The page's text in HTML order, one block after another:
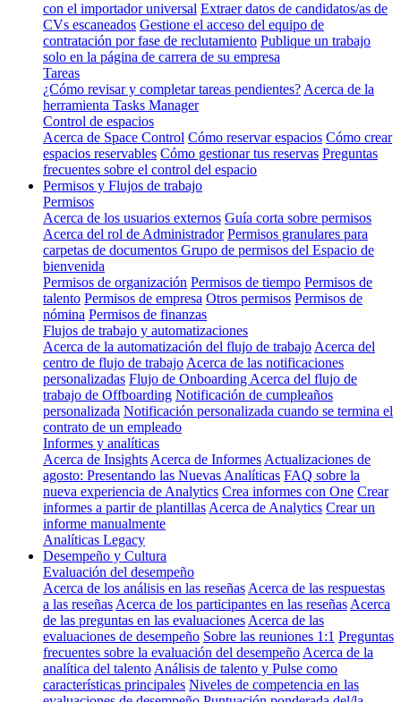
con el importador universal Extraer datos de candidatos/as de
CVs escaneados Gestione el acceso del equipo de
contratación por fase de reclutamiento Publique un trabajo
solo en la página de carrera de su empresa
Tareas
¿Cómo revisar y completar tareas pendientes? Acerca de la
herramienta Tasks Manager
Control de espacios
Acerca de Space Control Cómo reservar espacios Cómo crear
espacios reservables Cómo gestionar tus reservas Preguntas
frecuentes sobre el control del espacio
Permisos y Flujos de trabajo
Permisos
Acerca de los usuarios externos Guía corta sobre permisos
Acerca del rol de Administrador Permisos granulares para
carpetas de documentos Grupo de permisos del Espacio de
bienvenida
Permisos de organización Permisos de tiempo Permisos de
talento Permisos de empresa Otros permisos Permisos de
nómina Permisos de finanzas
Flujos de trabajo y automatizaciones
Acerca de la automatización del flujo de trabajo Acerca del
centro de flujo de trabajo Acerca de las notificaciones
personalizadas Flujo de Onboarding Acerca del flujo de
trabajo de Offboarding Notificación de cumpleaños
personalizada Notificación personalizada cuando se termina el
contrato de un empleado
Informes y analíticas
Acerca de Insights Acerca de Informes Actualizaciones de
agosto: Presentando las Nuevas Analíticas FAQ sobre la
nueva experiencia de Analytics Crea informes con One Crear
informes a partir de plantillas Acerca de Analytics Crear un
informe manualmente
Analíticas Legacy
Desempeño y Cultura
Evaluación del desempeño
Acerca de los análisis en las reseñas Acerca de las respuestas
a las reseñas Acerca de los participantes en las reseñas Acerca
de las preguntas en las evaluaciones Acerca de las
evaluaciones de desempeño Sobre las reuniones 1:1 Preguntas
frecuentes sobre la evaluación del desempeño Acerca de la
analítica del talento Análisis de talento y Pulse como
características principales Niveles de competencia en las